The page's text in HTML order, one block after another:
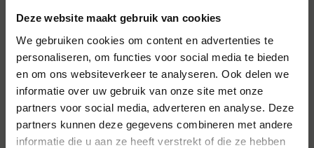
Deze website maakt gebruik van cookies
We gebruiken cookies om content en advertenties te
personaliseren, om functies voor social media te bieden
en om ons websiteverkeer te analyseren. Ook delen we
informatie over uw gebruik van onze site met onze
partners voor social media, adverteren en analyse. Deze
partners kunnen deze gegevens combineren met andere
informatie die u aan ze heeft verstrekt of die ze hebben
Voor al uw evenementen en
partijen